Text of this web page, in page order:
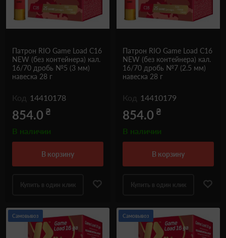
Патрон RIO Game Load C16
NEW (без контейнера) кал.
16/70 дробь №5 (3 мм)
навеска 28 г
Код 14410178
854.0 ₴
В наличии
в корзину
Купить в один клик
Патрон RIO Game Load C16
NEW (без контейнера) кал.
16/70 дробь №7 (2.5 мм)
навеска 28 г
Код 14410179
854.0 ₴
В наличии
в корзину
Купить в один клик
Самовывоз Самовывоз